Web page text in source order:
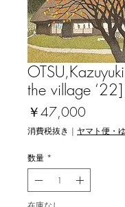
the village ‘22]
￥47,000
格
消費税抜き | ヤマト便・
数量 *